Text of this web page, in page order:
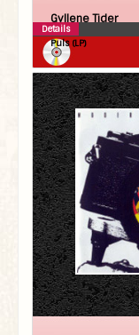
Gyllene Tider
Puls (LP)
Details